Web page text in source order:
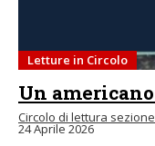
Letture in Circolo
Un
Circolo di lettura
24 Aprile 2026